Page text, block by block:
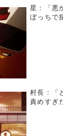
星：「悪
ぼっちで
村長：「
責めすぎ